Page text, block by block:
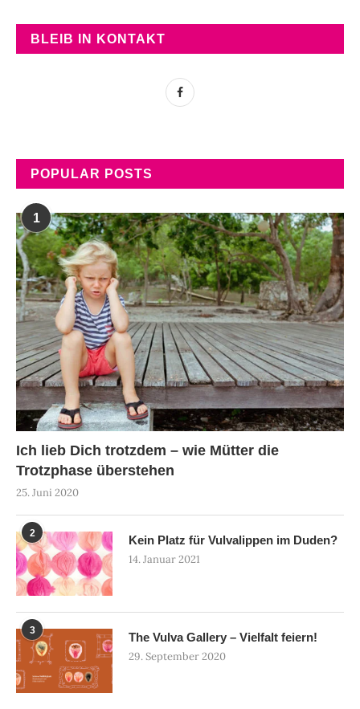
BLEIB IN KONTAKT
POPULAR POSTS
1
Ich lieb Dich trotzdem – wie Mütter die
Trotzphase überstehen
25. Juni 2020
2
Kein Platz für Vulvalippen im Duden?
14. Januar 2021
3
The Vulva Gallery – Vielfalt feiern!
29. September 2020